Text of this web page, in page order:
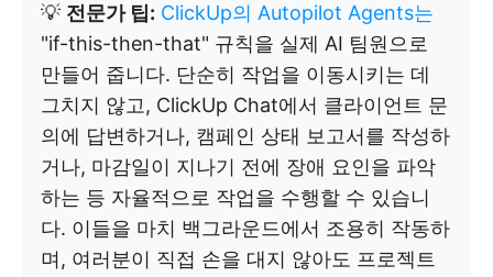
💡 전문가 팁: ClickUp의 Autopilot Agents는
"if-this-then-that" 규칙을 실제 AI 팀원으로
만들어 줍니다. 단순히 작업을 이동시키는 데
그치지 않고, ClickUp Chat에서 클라이언트 문
의에 답변하거나, 캠페인 상태 보고서를 작성하
거나, 마감일이 지나기 전에 장애 요인을 파악
하는 등 자율적으로 작업을 수행할 수 있습니
다. 이들을 마치 백그라운드에서 조용히 작동하
며, 여러분이 직접 손을 대지 않아도 프로젝트